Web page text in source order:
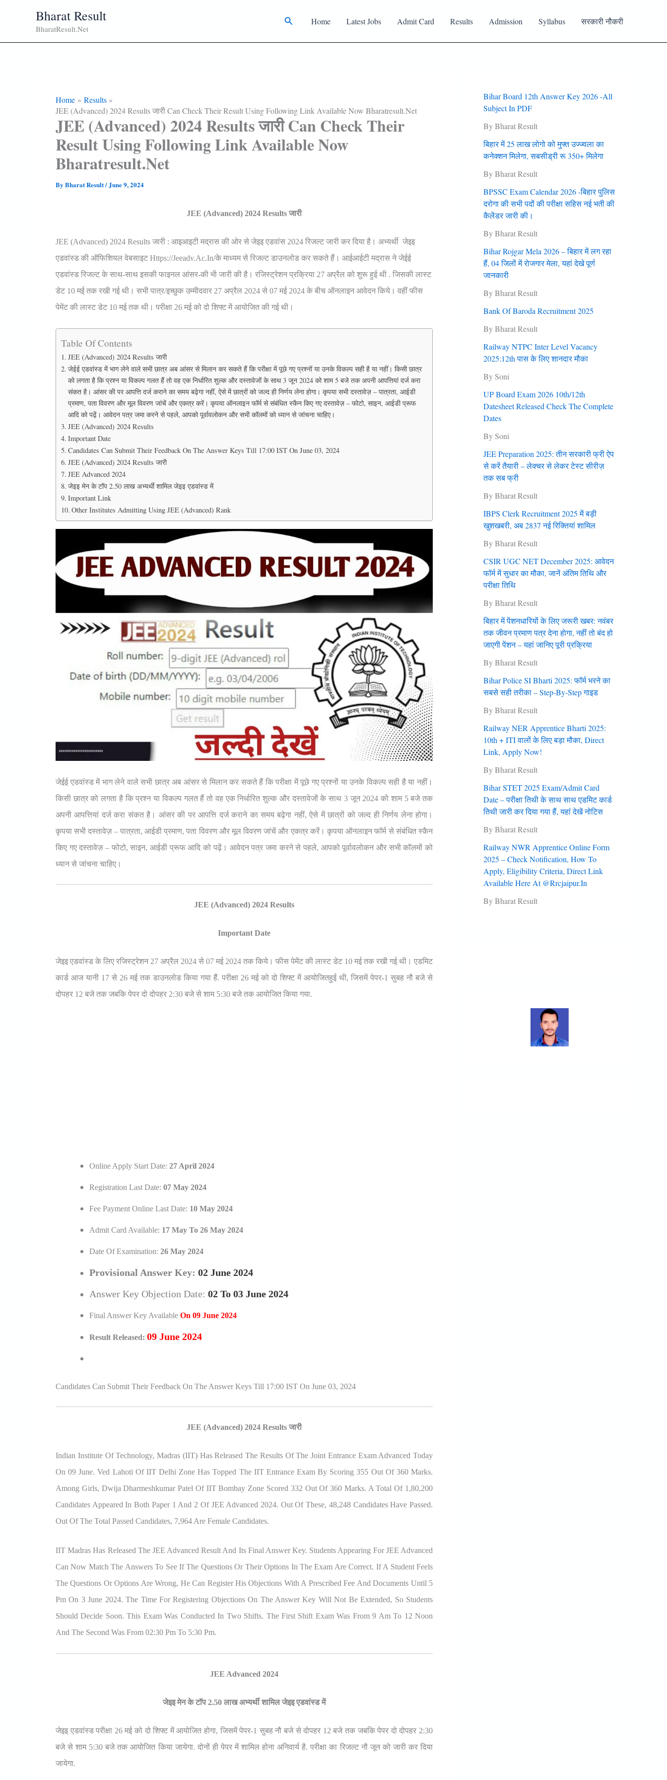
Bharat Result
BharatResult.Net
Search Home Latest Jobs Admit Card Results Admission Syllabus सरकारी नौकरी
Home
Results
JEE (Advanced) 2024 Results जारी Can Check Their Result Using Following Link Available Now Bharatresult.net
JEE (Advanced) 2024 Results जारी Can Check Their
Result Using Following Link Available Now
Bharatresult.net
By Bharat Result/June 9, 2024
JEE (Advanced) 2024 Results जारी
JEE (Advanced) 2024 Results जारी : आइआइटी मद्रास की ओर से जेइइ एडवांस 2024 रिजल्ट जारी कर दिया है। अभ्यर्थी जेइइ
एडवांस्ड की ऑफिशियल वेबसाइट Https://jeeadv.ac.in/के माध्यम से रिजल्टडाउनलोड कर सकते हैं। आईआईटी मद्रास ने जेईई
एडवांस्ड रिजल्ट के साथ-साथ इसकी फाइनल आंसर-की भी जारी की है। रजिस्ट्रेशन प्रक्रिया 27 अप्रैल को शुरू हुई थी . जिसकी लास्ट
डेट 10 मई तक रखी गई थी। सभी पात्र/इच्छुक उम्मीदवार 27 अप्रैल 2024 से 07 मई 2024 के बीच ऑनलाइन आवेदन किये। वहीं फीस
पेमेंट की लास्ट डेट 10 मई तक थी। परीक्षा 26 मई को दो शिफ्ट में आयोजित की गई थी।
Table Of Contents
JEE (Advanced) 2024 Results जारी
जेईई एडवांस्ड में भाग लेने वाले सभी छात्र अब आंसर से मिलान कर सकते हैं कि परीक्षा में पूछे गए प्रश्नों या उनके विकल्प सही है या नहीं। किसी छात्र
को लगता है कि प्रश्न या विकल्प गलत हैं तो वह एक निर्धारित शुल्क और दस्तावेजों के साथ 3 जून 2024 को शाम 5 बजे तक अपनी आपत्तियां दर्ज करा
संकत है। आंसर की पर आपत्ति दर्ज कराने का समय बढ़ेगा नहीं, ऐसे में छात्रों को जल्द ही निर्णय लेना होगा। कृपया सभी दस्तावेज़ – पात्रता, आईडी
प्रमाण, पता विवरण और मूल विवरण जांचें और एकत्र करें। कृपया ऑनलाइन फॉर्म से संबंधित स्कैन किए गए दस्तावेज़ – फोटो, साइन, आईडी प्रूफ
आदि को पढ़ें। आवेदन पत्र जमा करने से पहले, आपको पूर्वावलोकन और सभी कॉलमों को ध्यान से जांचना चाहिए।
JEE (Advanced) 2024 Results
Important Date
Candidates Can Submit Their Feedback On The Answer Keys Till 17:00 IST On June 03, 2024
JEE (Advanced) 2024 Results जारी
JEE Advanced 2024
जेइइ मेन के टॉप 2.50 लाख अभ्यर्थी शामिल जेइइ एडवांस्ड में
Important Link
Other Institutes Admitting Using JEE (Advanced) Rank
जेईई एडवांस्ड में भाग लेने वाले सभी छात्र अब आंसर से मिलान कर सकते हैं कि परीक्षा में पूछे गए प्रश्नों या उनके विकल्प सही है या नहीं।
किसी छात्र को लगता है कि प्रश्न या विकल्प गलत हैं तो वह एक निर्धारित शुल्क और दस्तावेजों के साथ 3 जून 2024 को शाम 5 बजे तक
अपनी आपत्तियां दर्ज करा संकत है। आंसर की पर आपत्ति दर्ज कराने का समय बढ़ेगा नहीं, ऐसे में छात्रों को जल्द ही निर्णय लेना होगा।
कृपया सभी दस्तावेज़ – पात्रता, आईडी प्रमाण, पता विवरण और मूल विवरण जांचें और एकत्र करें। कृपया ऑनलाइन फॉर्म से संबंधित स्कैन
किए गए दस्तावेज़ – फोटो, साइन, आईडी प्रूफ आदि को पढ़ें। आवेदन पत्र जमा करने से पहले, आपको पूर्वावलोकन और सभी कॉलमों को
ध्यान से जांचना चाहिए।
JEE (Advanced) 2024 Results
Important Date
जेइइ एडवांस्ड के लिए रजिस्ट्रेशन 27 अप्रैल 2024 से 07 मई 2024 तक किये। फीस पेमेंट की लास्ट डेट 10 मई तक रखी गई थी। एडमिट
कार्ड आज यानी 17 से 26 मई तक डाउनलोड किया गया हैं. परीक्षा 26 मई को दो शिफ्ट में आयोजितहुई थी, जिसमें पेपर-1 सुबह नौ बजे से
दोपहर 12 बजे तक जबकि पेपर दो दोपहर 2:30 बजे से शाम 5:30 बजे तक आयोजित किया गया.
Online Apply Start Date: 27 April 2024
Registration Last Date: 07 May 2024
Fee Payment Online Last Date: 10 May 2024
Admit Card Available: 17 May To 26 May 2024
Date Of Examination: 26 May 2024
Provisional Answer Key: 02 June 2024
Answer Key Objection Date: 02 To 03 June 2024
Final Answer Key Available On 09 June 2024
Result Released: 09 June 2024
Candidates Can Submit Their Feedback On The Answer Keys Till 17:00 IST On June 03, 2024
JEE (Advanced) 2024 Results जारी
Indian Institute Of Technology, Madras (IIT) Has Released The Results Of The Joint Entrance Exam Advanced Today
On 09 June. Ved Lahoti Of IIT Delhi Zone Has Topped The IIT Entrance Exam By Scoring 355 Out Of 360 Marks.
Among Girls, Dwija Dharmeshkumar Patel Of IIT Bombay Zone Scored 332 Out Of 360 Marks. A Total Of 1,80,200
Candidates Appeared In Both Paper 1 And 2 Of JEE Advanced 2024. Out Of These, 48,248 Candidates Have Passed.
Out Of The Total Passed Candidates, 7,964 Are Female Candidates.
IIT Madras Has Released The JEE Advanced Result And Its Final Answer Key. Students Appearing For JEE Advanced
Can Now Match The Answers To See If The Questions Or Their Options In The Exam Are Correct. If A Student Feels
The Questions Or Options Are Wrong, He Can Register His Objections With A Prescribed Fee And Documents Until 5
Pm On 3 June 2024. The Time For Registering Objections On The Answer Key Will Not Be Extended, So Students
Should Decide Soon. This Exam Was Conducted In Two Shifts. The First Shift Exam Was From 9 Am To 12 Noon
And The Second Was From 02:30 Pm To 5:30 Pm.
JEE Advanced 2024
जेइइ मेन के टॉप 2.50 लाख अभ्यर्थी शामिल जेइइ एडवांस्ड में
जेइइ एडवांस्ड परीक्षा 26 मई को दो शिफ्ट में आयोजित होगा, जिसमें पेपर-1 सुबह नौ बजे से दोपहर 12 बजे तक जबकि पेपर दो दोपहर 2:30
बजे से शाम 5:30 बजे तक आयोजित किया जायेगा. दोनों ही पेपर में शामिल होना अनिवार्य है. परीक्षा का रिजल्ट नौ जून को जारी कर दिया
जायेगा.
Bihar Board 12th Answer Key 2026 -All
Subject In PDF
By Bharat Result
बिहार में 25 लाख लोगो को मुफ्त उज्‍ज्‍वला का
कनेक्‍शन मिलेगा, सबसीड्री रू 350+ मिलेगा
By Bharat Result
BPSSC Exam Calendar 2026 -बिहार पुलिस
दरोगा की सभी पदों की परीक्षा सहिस नई भती की
कैलेंडर जारी की।
By Bharat Result
Bihar Rojgar Mela 2026 – बिहार में लग रहा
हैं, 04 जिलों में राेजगार मेला, यहां देखे पूर्ण
जानकारी
By Bharat Result
Bank Of Baroda Recruitment 2025
By Bharat Result
Railway NTPC Inter Level Vacancy
2025:12th पास के लिए शानदार मौका
By Soni
UP Board Exam 2026 10th/12th
Datesheet Released Check The Complete
Dates
By Soni
JEE Preparation 2025: तीन सरकारी फ्री ऐप
से करें तैयारी – लेक्चर से लेकर टेस्ट सीरीज़
तक सब फ्री
By Bharat Result
IBPS Clerk Recruitment 2025 में बड़ी
खुशखबरी, अब 2837 नई रिक्तियां शामिल
By Bharat Result
CSIR UGC NET December 2025: आवेदन
फॉर्म में सुधार का मौका, जानें अंतिम तिथि और
परीक्षा तिथि
By Bharat Result
बिहार में पेंशनधारियों के लिए जरूरी खबर: नवंबर
तक जीवन प्रमाण पत्र देना हाेगा, नहीं तो बंद हो
जाएगी पेंशन – यहां जानिए पूरी प्रक्रिया
By Bharat Result
Bihar Police SI Bharti 2025: फॉर्म भरने का
सबसे सही तरीका – Step-By-Step गाइड
By Bharat Result
Railway NER Apprentice Bharti 2025:
10th + ITI वालों के लिए बड़ा मौका, Direct
Link, Apply Now!
By Bharat Result
Bihar STET 2025 Exam/Admit Card
Date – परीक्षा तिथी के साथ साथ एडमिट कार्ड
तिथी जारी कर दिया गया हैं, यहां देखें नोटिस
By Bharat Result
Railway NWR Apprentice Online Form
2025 – Check Notification, How To
Apply, Eligibility Criteria, Direct Link
Available Here At @rrcjaipur.in
By Bharat Result